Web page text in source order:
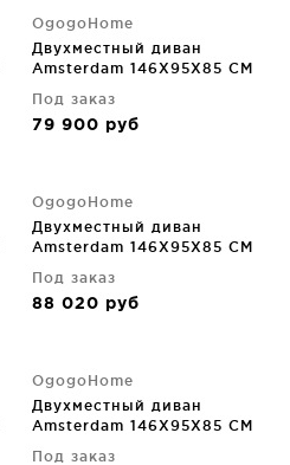
OgogoHome
Двухместный диван
Amsterdam 146X95X85 CM
Под заказ
79 900 руб
OgogoHome
Двухместный диван
Amsterdam 146X95X85 CM
Под заказ
88 020 руб
OgogoHome
Двухместный диван
Amsterdam 146X95X85 CM
Под заказ